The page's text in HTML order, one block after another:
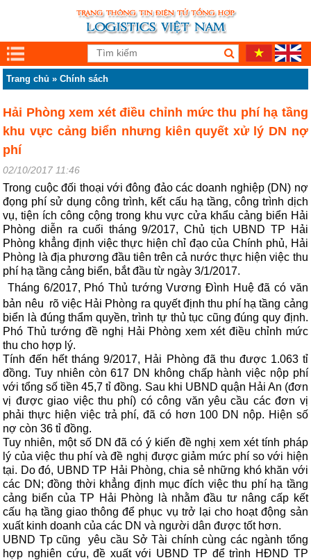
Trang chủ »Chính sách
Hải Phòng xem xét điều chỉnh mức thu phí hạ tầng
khu vực cảng biển nhưng kiên quyết xử lý DN nợ
phí
02/10/2017 11:46
Trong cuộc đối thoại với đông đảo các doanh nghiệp (DN) nợ
đọng phí sử dụng công trình, kết cấu hạ tầng, công trình dịch
vụ, tiện ích công cộng trong khu vực cửa khẩu cảng biển Hải
Phòng diễn ra cuối tháng 9/2017, Chủ tịch UBND TP Hải
Phòng khẳng định việc thực hiện chỉ đạo của Chính phủ, Hải
Phòng là địa phương đầu tiên trên cả nước thực hiện việc thu
phí hạ tầng cảng biển, bắt đầu từ ngày 3/1/2017.
Tháng 6/2017, Phó Thủ tướng Vương Đình Huệ đã có văn
bản nêu rõ việc Hải Phòng ra quyết định thu phí hạ tầng cảng
biển là đúng thẩm quyền, trình tự thủ tục cũng đúng quy định.
Phó Thủ tướng đề nghị Hải Phòng xem xét điều chỉnh mức
thu cho hợp lý.
Tính đến hết tháng 9/2017, Hải Phòng đã thu được 1.063 tỉ
đồng. Tuy nhiên còn 617 DN không chấp hành việc nộp phí
với tổng số tiền 45,7 tỉ đồng. Sau khi UBND quận Hải An (đơn
vị được giao việc thu phí) có công văn yêu cầu các đơn vị
phải thực hiện việc trả phí, đã có hơn 100 DN nộp. Hiện số
nợ còn 36 tỉ đồng.
Tuy nhiên, một số DN đã có ý kiến đề nghị xem xét tính pháp
lý của việc thu phí và đề nghị được giảm mức phí so với hiện
tại. Do đó, UBND TP Hải Phòng, chia sẻ những khó khăn với
các DN; đồng thời khẳng định mục đích việc thu phí hạ tầng
cảng biển của TP Hải Phòng là nhằm đầu tư nâng cấp kết
cấu hạ tầng giao thông để phục vụ trở lại cho hoạt động sản
xuất kinh doanh của các DN và người dân được tốt hơn.
UBND Tp cũng yêu cầu Sở Tài chính cùng các ngành tổng
hợp nghiên cứu, đề xuất với UBND TP để trình HĐND TP